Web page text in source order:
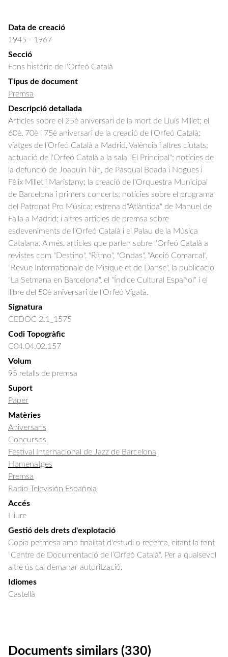
Data de creació
1945 - 1967
Secció
Fons històric de l'Orfeó Català
Tipus de document
Premsa
Descripció detallada
Articles sobre el 25è aniversari de la mort de Lluís Millet; el
60è, 70è i 75è aniversari de la creació de l'Orfeó Català;
viatges de l'Orfeó Català a Madrid, València i altres ciutats;
actuació de l'Orfeó Català a la sala "El Principal"; notícies de
la defunció de Joaquín Nin, de Pasqual Boada i Nogues i
Fèlix Millet i Maristany; la creació de l'Orquestra Municipal
de Barcelona i primers concerts; notícies sobre el programa
del Patronat Pro Música; estrena d"Atlàntida" de Manuel de
Falla a Madrid; i altres articles de premsa sobre
esdeveniments de l'Orfeó Català i el Palau de la Música
Catalana. A més, articles que parlen sobre l'Orfeó Català a
revistes com "Destino", "Ritmo", "Ondas", "Acció Comarcal",
"Revue Internationale de Misique et de Danse", la publicació
"La Setmana en Barcelona", el "Índice Cultural Español" i el
llibre del 50è aniversari de l'Orfeó Vigatà.
Signatura
CEDOC 2.1_1575
Codi Topogràfic
C04.04.02.157
Volum
95 retalls de premsa
Suport
Paper
Matèries
Aniversaris
Concursos
Festival Internacional de Jazz de Barcelona
Homenatges
Premsa
Radio Televisión Española
Accés
Lliure
Gestió dels drets d'explotació
Còpia permesa amb finalitat d'estudi o recerca, citant la font
"Centre de Documentació de l’Orfeó Català". Per a qualsevol
altre ús cal demanar autorització.
Idiomes
Castellà
Documents similars (330)